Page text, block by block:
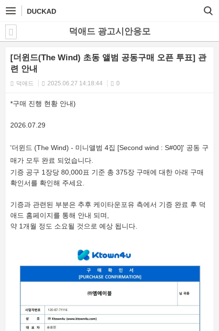
DUCKAD
덕애드 광고시안응모
[더윈드(The Wind) 초동 앨범 공동구매 오픈 투표] 관
련 안내
덕애드 2025.06.27 14:18:44 0
*구매 진행 현황 안내)
2026.07.29
'더윈드 (The Wind) - 미니앨범 4집 [Second wind : S#00]' 공동 구
매가 모두 완료 되었습니다.
기증 공구 1장당 80,000표 기준 총 375장 구매에 대한 아래 구매
확인서를 확인해 주세요.
기증과 관련된 부분은 추후 케이타운포유 측에서 기증 완료 후 덕
애드 홈페이지를 통해 안내 되며,
약 1개월 정도 소요될 것으로 예상 됩니다.